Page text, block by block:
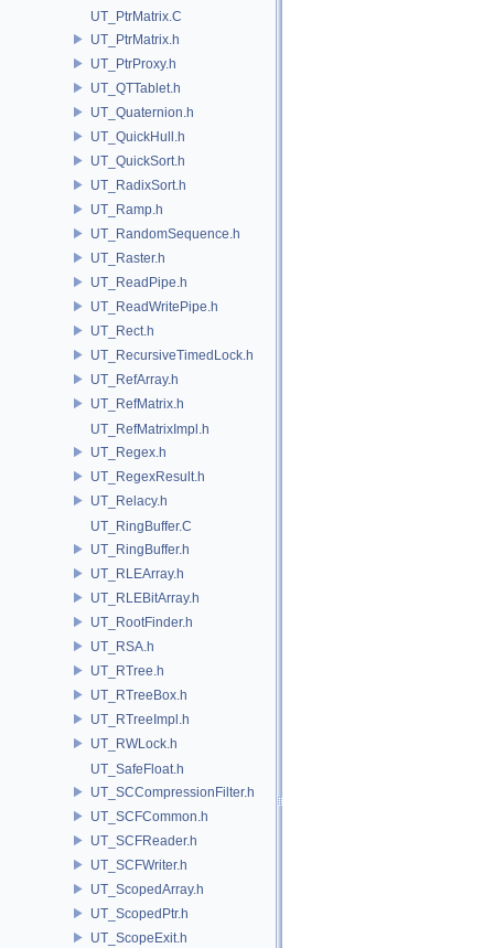
UT_PtrMatrix.C
UT_PtrMatrix.h
UT_PtrProxy.h
UT_QTTablet.h
UT_Quaternion.h
UT_QuickHull.h
UT_QuickSort.h
UT_RadixSort.h
UT_Ramp.h
UT_RandomSequence.h
UT_Raster.h
UT_ReadPipe.h
UT_ReadWritePipe.h
UT_Rect.h
UT_RecursiveTimedLock.h
UT_RefArray.h
UT_RefMatrix.h
UT_RefMatrixImpl.h
UT_Regex.h
UT_RegexResult.h
UT_Relacy.h
UT_RingBuffer.C
UT_RingBuffer.h
UT_RLEArray.h
UT_RLEBitArray.h
UT_RootFinder.h
UT_RSA.h
UT_RTree.h
UT_RTreeBox.h
UT_RTreeImpl.h
UT_RWLock.h
UT_SafeFloat.h
UT_SCCompressionFilter.h
UT_SCFCommon.h
UT_SCFReader.h
UT_SCFWriter.h
UT_ScopedArray.h
UT_ScopedPtr.h
UT_ScopeExit.h